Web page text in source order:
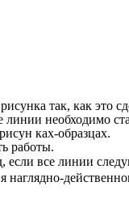
так, как это
необходимо
ках-образцах.
работы.
если все линии
наглядно-